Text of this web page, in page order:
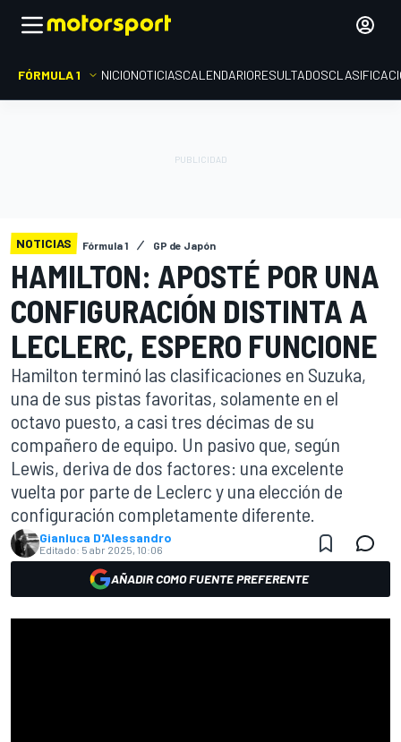
FÓRMULA 1 INICIONOTICIASCALENDARIORESULTADOS
NOTICIAS Fórmula 1 GP de Japón
HAMILTON: APOSTÉ POR UNA
CONFIGURACIÓN DISTINTA A
LECLERC, ESPERO FUNCIONE
Hamilton terminó las clasificaciones en Suzuka,
una de sus pistas favoritas, solamente en el
octavo puesto, a casi tres décimas de su
compañero de equipo. Un pasivo que, según
Lewis, deriva de dos factores: una excelente
vuelta por parte de Leclerc y una elección de
configuración completamente diferente.
Gianluca D'Alessandro
Editado: 5 abr 2025, 10:06
AÑADIR COMO FUENTE PREFERENTE